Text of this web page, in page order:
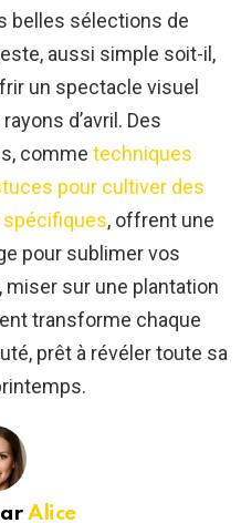
belles sélections de
aussi simple soit-il,
un spectacle visuel
d’avril. Des
comme techniques
pour cultiver des
, offrent une
pour sublimer vos
sur une plantation
transforme chaque
prêt à révéler toute sa
Alice